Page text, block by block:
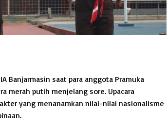
Banjarmasin saat para anggota Pramuka
merah putih menjelang sore. Upacara
yang menanamkan nilai-nilai nasionalisme